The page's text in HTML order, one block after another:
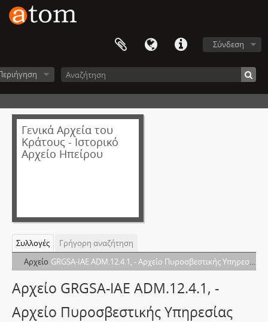
Σύνδεση
Γενικά Αρχεία του
Κράτους - Ιστορικό
Αρχείο Ηπείρου
Συλλογές
Γρήγορη αναζήτηση
Αρχείο GRGSA-IAE ADM.12.4.1, - Αρχείο Πυροσβεστικής Υπηρεσίας Ηπείρου
Αρχείο GRGSA-IAE ADM.12.4.1, -
Αρχείο Πυροσβεστικής Υπηρεσίας